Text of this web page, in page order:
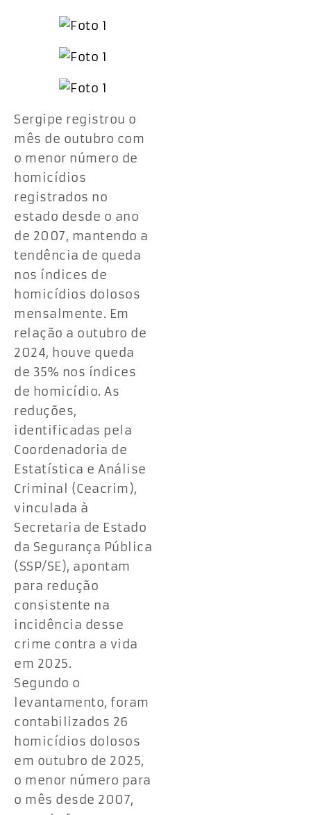
Sergipe registrou o
mês de outubro com
o menor número de
homicídios
registrados no
estado desde o ano
de 2007, mantendo a
tendência de queda
nos índices de
homicídios dolosos
mensalmente. Em
relação a outubro de
2024, houve queda
de 35% nos índices
de homicídio. As
reduções,
identificadas pela
Coordenadoria de
Estatística e Análise
Criminal (Ceacrim),
vinculada à
Secretaria de Estado
da Segurança Pública
(SSP/SE), apontam
para redução
consistente na
incidência desse
crime contra a vida
em 2025.
Segundo o
levantamento, foram
contabilizados 26
homicídios dolosos
em outubro de 2025,
o menor número para
o mês desde 2007,